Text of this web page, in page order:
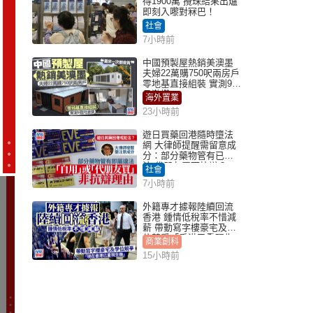
即刻入嚟對冧巴！
社會
7小時前
中國預製屋熱銷美澳墨
夫婦22萬購750呎兩房戶
零地基直接組裝 實測9個
月激讚
海外置業
23小時前
遊日買藥回港隨時墮法
網 大律師提醒需留意成
分：部分藥物管有已違
法 代朋友買可抗辯？
社會
7小時前
外籍專才據報陸續回流
香港 鍾情低稅率不惜減
薪 帶動寫字樓豪宅及學
位競爭「香港已重現生
機」
商業創科
15小時前